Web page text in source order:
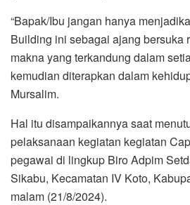
“Bapak/Ibu jangan hanya
Building ini sebagai ajang bersuka
makna yang terkandung dalam
kemudian diterapkan dalam
Mursalim.
Hal itu disampaikannya saat
pelaksanaan kegiatan kegiatan
pegawai di lingkup Biro Adpim
Sikabu, Kecamatan IV Koto,
malam (21/8/2024).